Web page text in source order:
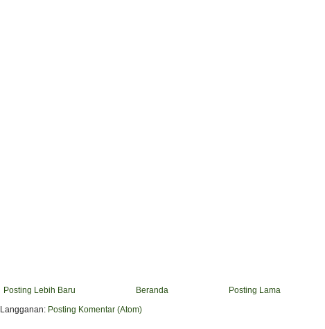
Posting Lebih Baru Posting Lama
Beranda
Langganan: Posting Komentar (Atom)